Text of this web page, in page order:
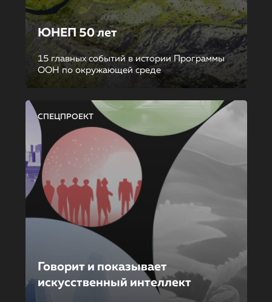
ЮНЕП 50 лет
15 главных событий в истории Программы
ООН по окружающей среде
СПЕЦПРОЕКТ
Говорит и показывает
искусственный интеллект